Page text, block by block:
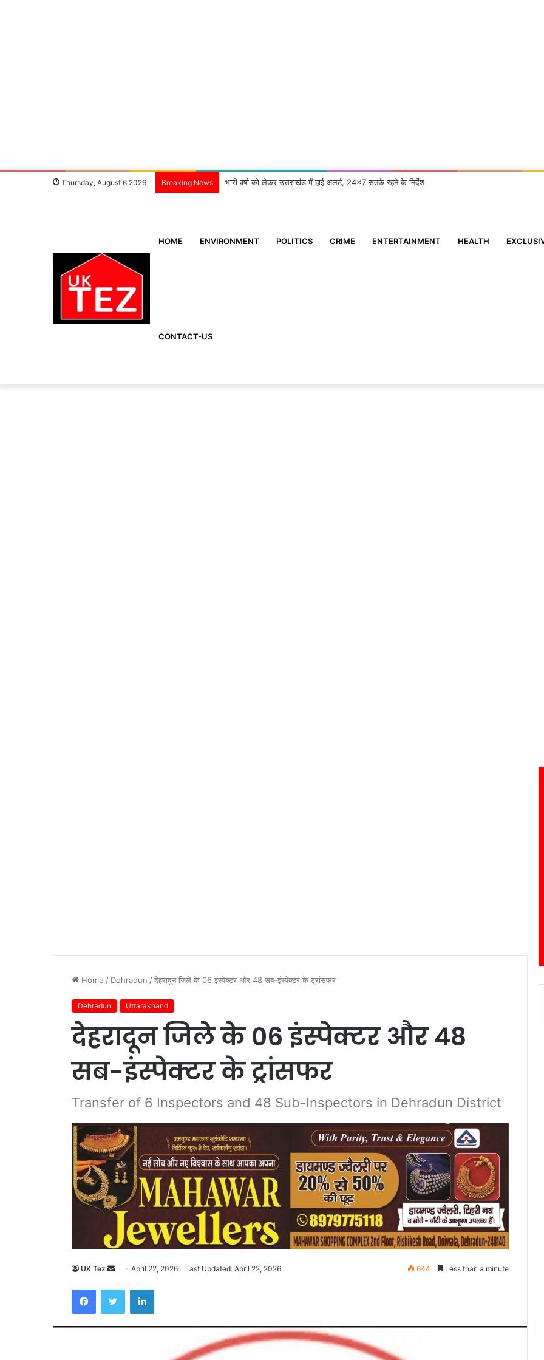
Thursday, August 6 2026 Breaking News ‘एक मदद ब्लड ग्रुप समिति’ के सदस्य ने 10 दिन के मासूम को दिया नया जीवन
HOME ENVIRONMENT POLITICS CRIME ENTERTAINMENT HEALTH
CONTACT-US
Home / Dehradun /देहरादून जिले के 06 इंस्पेक्टर और 48 सब-इंस्पेक्टर के ट्रांसफर
Dehradun Uttarakhand
देहरादून जिले के 06 इंस्पेक्टर और 48
सब-इंस्पेक्टर के ट्रांसफर
Transfer of 6 Inspectors and 48 Sub-Inspectors in Dehradun District
UK Tez
n
d
a
April 22, 2026 Last Updated: April 22, 2026 644 Less than a minute